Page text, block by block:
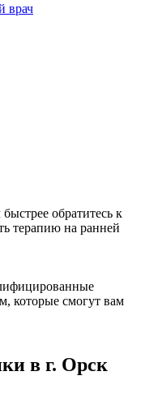
врач
обратитесь к
терапию на ранней
которые смогут вам
в г. Орск